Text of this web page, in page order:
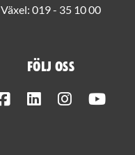
Växel: 019 - 35 10 00
Följ oss
FacebookLinkedInInstagram